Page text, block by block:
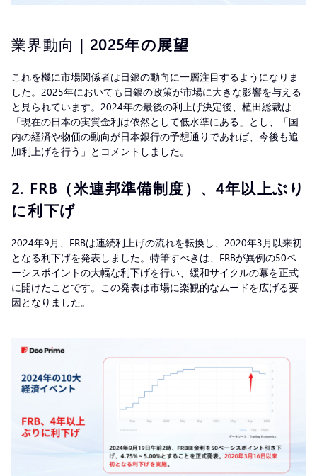
業界動向 | 2025年の展望
これを機に市場関係者は日銀の動向に一層注目するようになりま
した。2025年においても日銀の政策が市場に大きな影響を与える
と見られています。2024年の最後の利上げ決定後、植田総裁は
「現在の日本の実質金利は依然として低水準にある」とし、「国
内の経済や物価の動向が日本銀行の予想通りであれば、今後も追
加利上げを行う」とコメントしました。
2. FRB（米連邦準備制度）、4年以上ぶり
に利下げ
2024年9月、FRBは連続利上げの流れを転換し、2020年3月以来初
となる利下げを発表しました。特筆すべきは、FRBが異例の50ベ
ーシスポイントの大幅な利下げを行い、緩和サイクルの幕を正式
に開けたことです。この発表は市場に楽観的なムードを広げる要
因となりました。